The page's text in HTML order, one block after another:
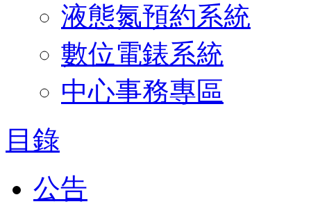
液態氮預約系統
數位電錶系統
中心事務專區
目錄
公告